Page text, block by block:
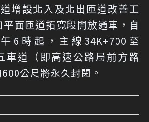
增設北入及北出匝道改善工
面匝道拓寬段開放通車，自
6時起，主線34K+700至
車道（即高速公路局前方路
公尺將永久封閉。